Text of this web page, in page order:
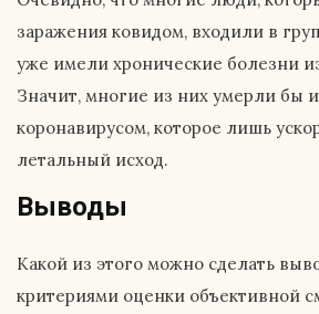
заражения ковидом, входили в
уже имели хронические болезни
Значит, многие из них умерли бы
коронавирусом, которое лишь
летальный исход.
Выводы
Какой из этого можно сделать
критериями оценки объективной